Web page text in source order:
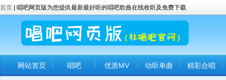
首页 | 唱吧网页版为您提供最新最好听的唱吧歌曲在线收听及免费下载
网站首页 唱吧 优质MV 动听单曲 精彩合唱